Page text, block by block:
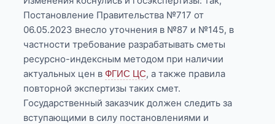
Постановление Правительства №717 от
06.05.2023 внесло уточнения в №87 и №145, в
частности требование разрабатывать сметы
ресурсно-индексным методом при наличии
актуальных цен вФГИС ЦС, а также правила
повторной экспертизы таких смет.
Государственный заказчик должен следить за
вступающими в силу постановлениями и